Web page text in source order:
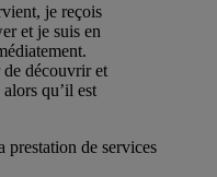
je reçois
et je suis en
de découvrir et
qu’il est
prestation de services